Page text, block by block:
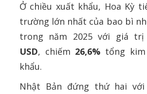
Ở chiều xuất khẩu, Hoa Kỳ
trường lớn nhất của bao bì
trong năm 2025 với giá trị
USD, chiếm 26,6% tổng
khẩu.
Nhật Bản đứng thứ hai với